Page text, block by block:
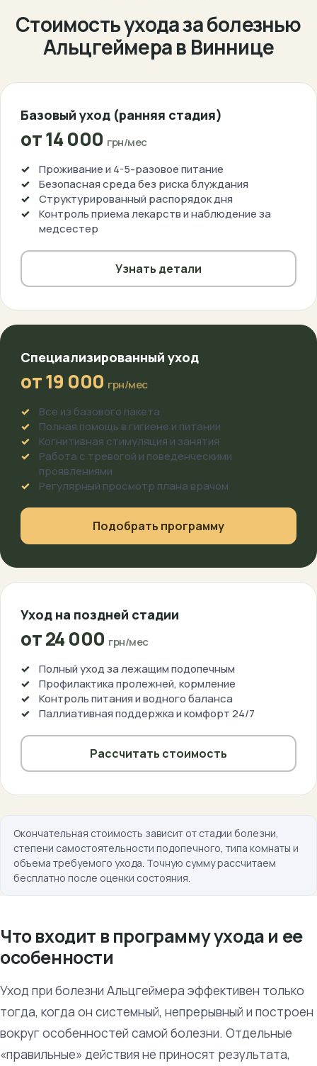
Стоимость ухода за болезнью
Альцгеймера в Виннице
Базовый уход (ранняя стадия)
от 14 000 грн/мес
Проживание и 4-5-разовое питание
Безопасная среда без риска блуждания
Структурированный распорядок дня
Контроль приема лекарств и наблюдение за
медсестер
Узнать детали
Специализированный уход
от 19 000 грн/мес
Все из базового пакета
Полная помощь в гигиене и питании
Когнитивная стимуляция и занятия
Работа с тревогой и поведенческими
проявлениями
Регулярный просмотр плана врачом
Подобрать программу
Уход на поздней стадии
от 24 000 грн/мес
Полный уход за лежащим подопечным
Профилактика пролежней, кормление
Контроль питания и водного баланса
Паллиативная поддержка и комфорт 24/7
Рассчитать стоимость
Окончательная стоимость зависит от стадии болезни,
степени самостоятельности подопечного, типа комнаты и
объема требуемого ухода. Точную сумму рассчитаем
бесплатно после оценки состояния.
Что входит в программу ухода и ее
особенности
Уход при болезни Альцгеймера эффективен только
тогда, когда он системный, непрерывный и построен
вокруг особенностей самой болезни. Отдельные
«правильные» действия не приносят результата,